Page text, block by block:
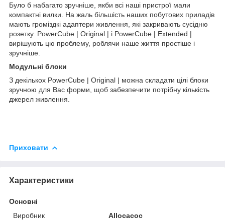
Було б набагато зручніше, якби всі наші пристрої мали
компактні вилки. На жаль більшість наших побутових приладів
мають громіздкі адаптери живлення, які закривають сусідню
розетку. PowerCube | Original | і PowerCube | Extended |
вирішують цю проблему, роблячи наше життя простіше і
зручніше.
Модульні блоки
З декількох PowerCube | Original | можна складати цілі блоки
зручною для Вас форми, щоб забезпечити потрібну кількість
джерел живлення.
Приховати
Характеристики
Основні
Виробник
Allocacoc